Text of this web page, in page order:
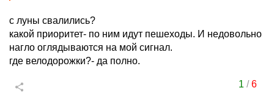
с луны свалились?
какой приоритет- по ним идут пешеходы. И недовольно
нагло оглядываются на мой сигнал.
где велодорожки?- да полно.
1 /6